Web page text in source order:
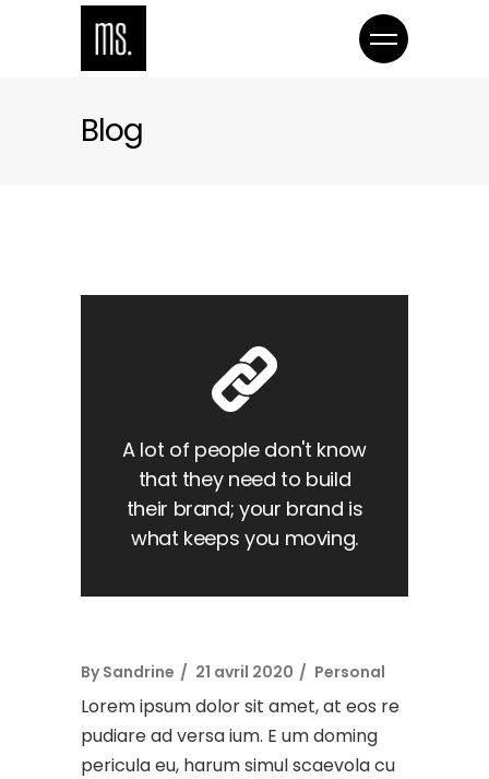
Blog
A lot of people don't know
that they need to build
their brand; your brand is
what keeps you moving.
By Sandrine 21 avril 2020 Personal
Lorem ipsum dolor sit amet, at eos re
pudiare ad versa ium. E um doming
pericula eu, harum simul scaevola cu